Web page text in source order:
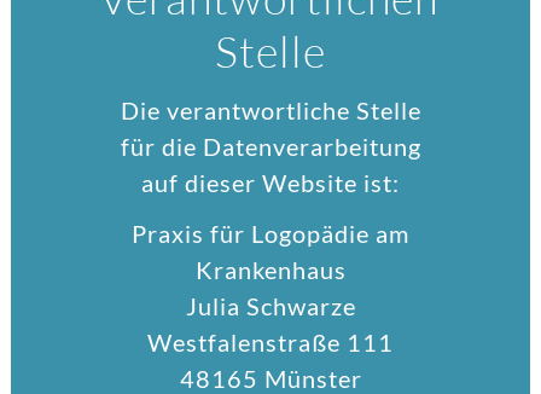
Stelle
Die verantwortliche Stelle
für die Datenverarbeitung
auf dieser Website ist:
Praxis für Logopädie am
Krankenhaus
Julia Schwarze
Westfalenstraße 111
48165 Münster